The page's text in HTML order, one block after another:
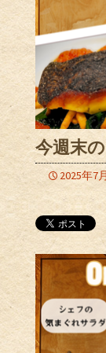
今週末
2025年7